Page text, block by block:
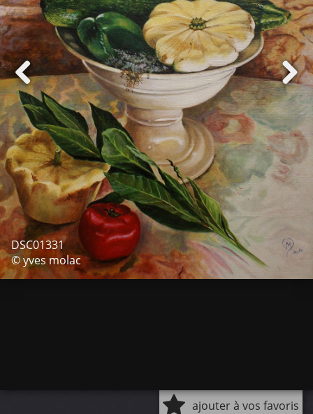
DSC01331
© yves molac
ajouter à vos favoris